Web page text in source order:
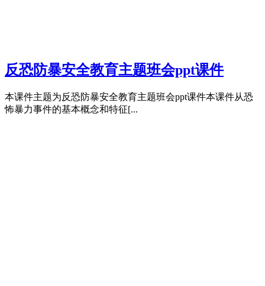
反恐防暴安全教育主题班会ppt课件
本课件主题为反恐防暴安全教育主题班会ppt课件本课件从恐
怖暴力事件的基本概念和特征[...